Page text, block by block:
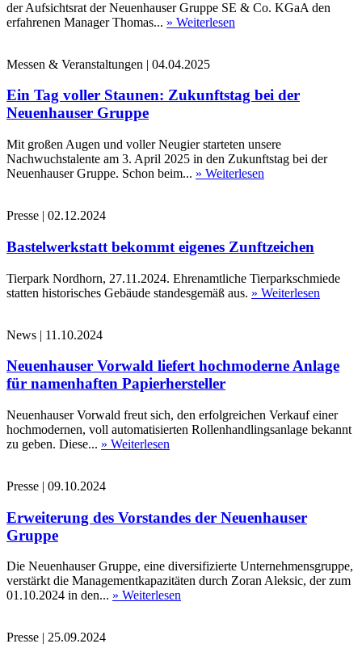
der Aufsichtsrat der Neuenhauser Gruppe SE & Co. KGaA den
erfahrenen Manager Thomas... » Weiterlesen
Messen & Veranstaltungen | 04.04.2025
Ein Tag voller Staunen: Zukunftstag bei der
Neuenhauser Gruppe
Mit großen Augen und voller Neugier starteten unsere
Nachwuchstalente am 3. April 2025 in den Zukunftstag bei der
Neuenhauser Gruppe. Schon beim... » Weiterlesen
Presse | 02.12.2024
Bastelwerkstatt bekommt eigenes Zunftzeichen
Tierpark Nordhorn, 27.11.2024. Ehrenamtliche Tierparkschmiede
statten historisches Gebäude standesgemäß aus. » Weiterlesen
News | 11.10.2024
Neuenhauser Vorwald liefert hochmoderne Anlage
für namenhaften Papierhersteller
Neuenhauser Vorwald freut sich, den erfolgreichen Verkauf einer
hochmodernen, voll automatisierten Rollenhandlingsanlage bekannt
zu geben. Diese... » Weiterlesen
Presse | 09.10.2024
Erweiterung des Vorstandes der Neuenhauser
Gruppe
Die Neuenhauser Gruppe, eine diversifizierte Unternehmensgruppe,
verstärkt die Managementkapazitäten durch Zoran Aleksic, der zum
01.10.2024 in den... » Weiterlesen
Presse | 25.09.2024